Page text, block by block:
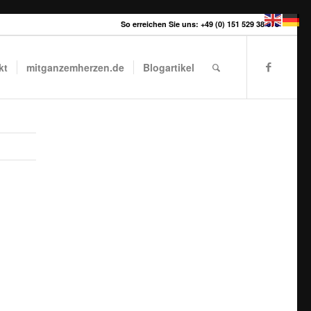
So erreichen Sie uns: +49 (0) 151 529 38 678
mitganzemherzen.de Blogartikel